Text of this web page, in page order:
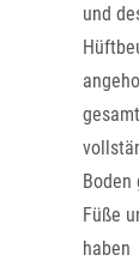
und
Boden
Füße
haben